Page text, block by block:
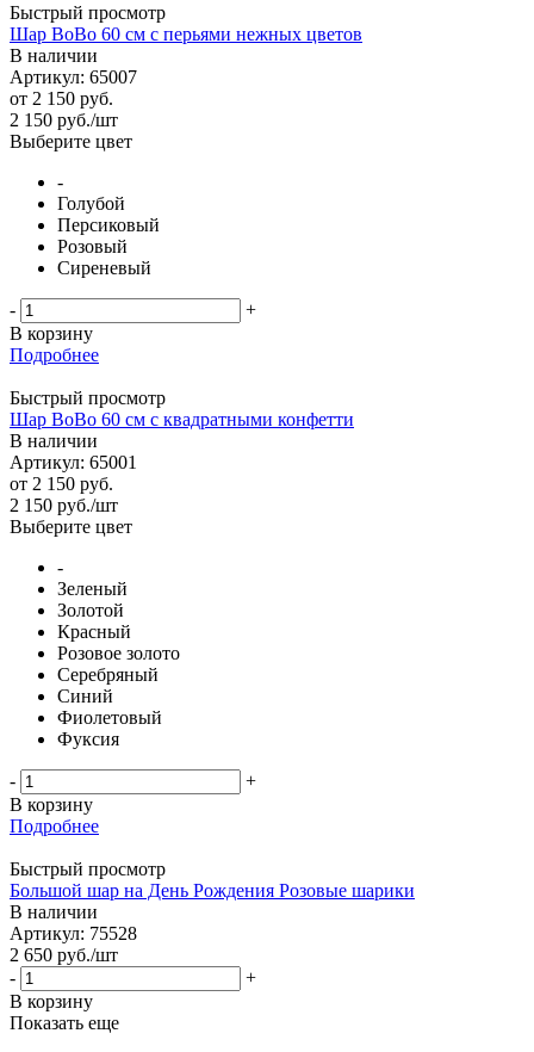
Быстрый просмотр
Шар BoBo 60 см с перьями нежных цветов
В наличии
Артикул: 65007
от 2 150 руб.
2 150 руб./шт
Выберите цвет
-
Голубой
Персиковый
Розовый
Сиреневый
-
+
В корзину
Подробнее
Быстрый просмотр
Шар BoBo 60 см с квадратными конфетти
В наличии
Артикул: 65001
от 2 150 руб.
2 150 руб./шт
Выберите цвет
-
Зеленый
Золотой
Красный
Розовое золото
Серебряный
Синий
Фиолетовый
Фуксия
-
+
В корзину
Подробнее
Быстрый просмотр
Большой шар на День Рождения Розовые шарики
В наличии
Артикул: 75528
2 650 руб./шт
-
+
В корзину
Показать еще